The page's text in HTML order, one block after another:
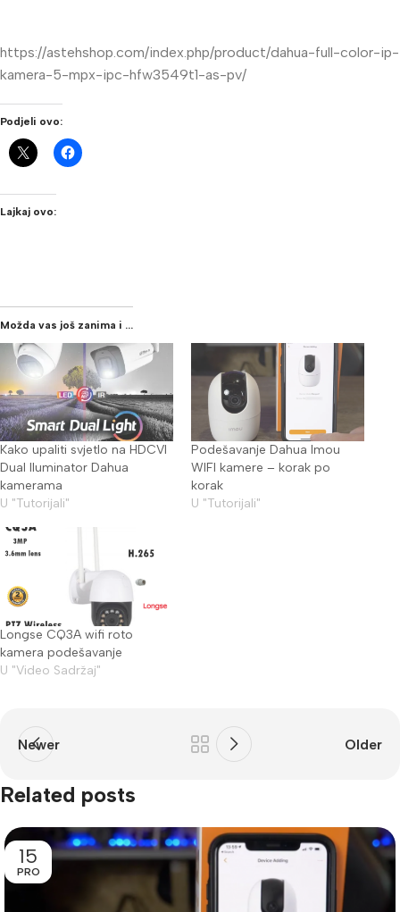
https://astehshop.com/index.php/product/dahua-full-color-ip-
kamera-5-mpx-ipc-hfw3549t1-as-pv/
Podjeli ovo:
Lajkaj ovo:
Možda vas još zanima i ...
Kako upaliti svjetlo na HDCVI
Dual Iluminator Dahua
kamerama
U "Tutorijali"
Podešavanje Dahua Imou
WIFI kamere – korak po
korak
U "Tutorijali"
Longse CQ3A wifi roto
kamera podešavanje
U "Video Sadržaj"
Newer Older
Related posts
15
PRO